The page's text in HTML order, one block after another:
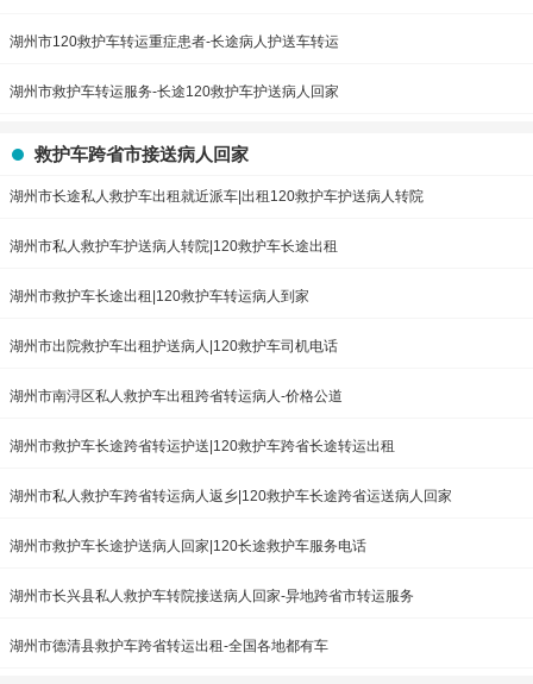
湖州市120救护车转运重症患者-长途病人护送车转运
湖州市救护车转运服务-长途120救护车护送病人回家
救护车跨省市接送病人回家
湖州市长途私人救护车出租就近派车|出租120救护车护送病人转院
湖州市私人救护车护送病人转院|120救护车长途出租
湖州市救护车长途出租|120救护车转运病人到家
湖州市出院救护车出租护送病人|120救护车司机电话
湖州市南浔区私人救护车出租跨省转运病人-价格公道
湖州市救护车长途跨省转运护送|120救护车跨省长途转运出租
湖州市私人救护车跨省转运病人返乡|120救护车长途跨省运送病人回家
湖州市救护车长途护送病人回家|120长途救护车服务电话
湖州市长兴县私人救护车转院接送病人回家-异地跨省市转运服务
湖州市德清县救护车跨省转运出租-全国各地都有车